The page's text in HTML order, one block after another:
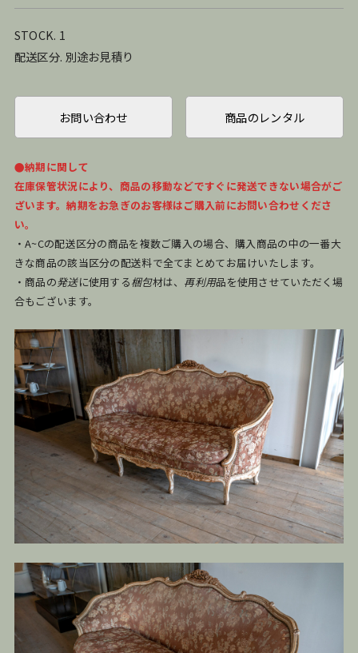
STOCK. 1
配送区分. 別途お見積り
お問い合わせ 商品のレンタル
●納期に関して
在庫保管状況により、商品の移動などですぐに発送できない場合がご
ざいます。納期をお急ぎのお客様はご購入前にお問い合わせくださ
い。
・A~Cの配送区分の商品を複数ご購入の場合、購入商品の中の一番大
きな商品の該当区分の配送料で全てまとめてお届けいたします。
・商品の発送に使用する梱包材は、 再利用品を使用させていただく場
合もございます。